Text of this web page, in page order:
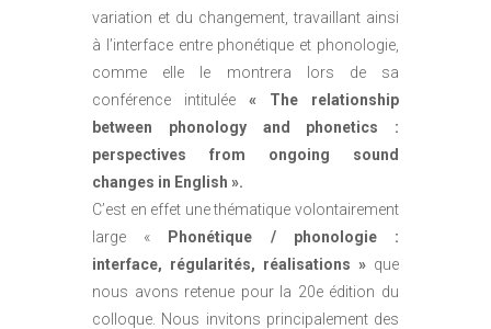
variation et du changement, travaillant ainsi
à l’interface entre phonétique et phonologie,
comme elle le montrera lors de sa
conférence intitulée « The relationship
between phonology and phonetics :
perspectives from ongoing sound
changes in English ».
C’est en effet une thématique volontairement
large «
Phonétique / phonologie :
interface, régularités, réalisations » que
nous avons retenue pour la 20e édition du
colloque. Nous invitons principalement des